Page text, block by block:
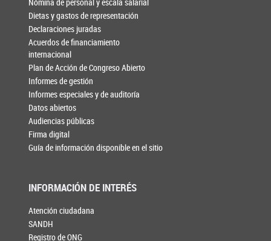
Nómina de personal y escala salarial
Dietas y gastos de representación
Declaraciones juradas
Acuerdos de financiamiento
internacional
Plan de Acción de Congreso Abierto
Informes de gestión
Informes especiales y de auditoría
Datos abiertos
Audiencias públicas
Firma digital
Guía de información disponible en el sitio
INFORMACIÓN DE INTERÉS
Atención ciudadana
SANDH
Registro de ONG